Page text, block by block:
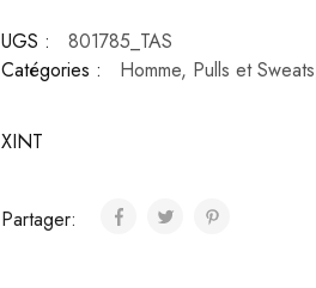
UGS :
801785_TAS
Catégories :
Homme, Pulls et Sweats
XINT
Partager: